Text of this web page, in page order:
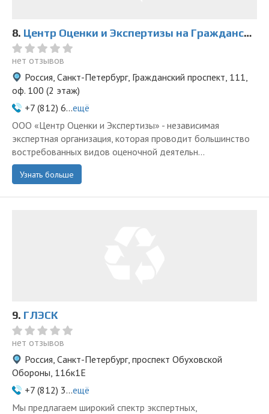
8. Центр Оценки и Экспертизы на Гражданском
нет отзывов
Россия, Санкт-Петербург, Гражданский проспект, 111,
оф. 100 (2 этаж)
+7 (812) 6...ещё
ООО «Центр Оценки и Экспертизы» - независимая
экспертная организация, которая проводит большинство
востребованных видов оценочной деятельн...
Узнать больше
9. ГЛЭСК
нет отзывов
Россия, Санкт-Петербург, проспект Обуховской
Обороны, 116к1Е
+7 (812) 3...ещё
Мы предлагаем широкий спектр экспертных,